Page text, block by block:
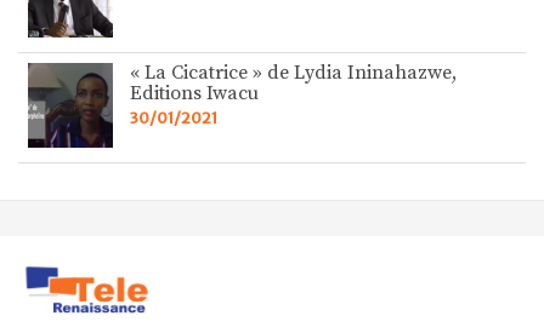
« La Cicatrice » de Lydia Ininahazwe,
Editions Iwacu
30/01/2021